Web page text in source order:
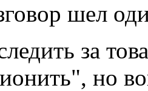
шел
за
но